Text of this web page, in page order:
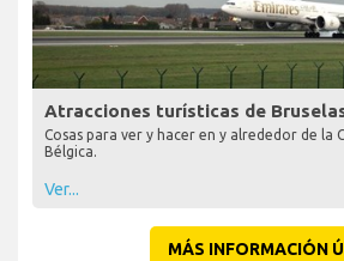
Atracciones turísticas de
Cosas para ver y hacer en y alrededor de la
Bélgica.
Ver...
MÁS INFORMACIÓN